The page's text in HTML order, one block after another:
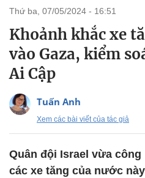
thứ ba, 07/05/2024 - 16:51
Khoảnh khắc xe
vào Gaza, kiểm
Ai Cập
Tuấn Anh
Xem các bài viết của tác giả
Quân đội Israel vừa
các xe tăng của nước